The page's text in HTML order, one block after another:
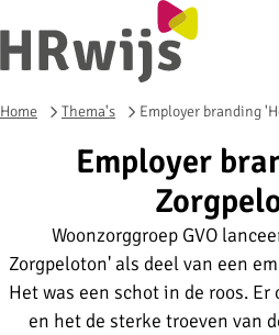
Home Thema's Employer branding
Employer
Woonzorggroep GVO
Zorgpeloton' als deel van een
Het was een schot in de roos.
en het de sterke troeven van